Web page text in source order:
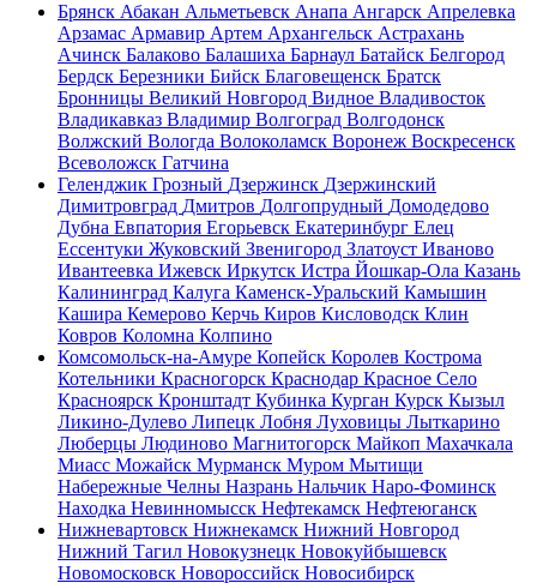
Брянск Абакан Альметьевск Анапа Ангарск Апрелевка
Арзамас Армавир Артем Архангельск Астрахань
Ачинск Балаково Балашиха Барнаул Батайск Белгород
Бердск Березники Бийск Благовещенск Братск
Бронницы Великий Новгород Видное Владивосток
Владикавказ Владимир Волгоград Волгодонск
Волжский Вологда Волоколамск Воронеж Воскресенск
Всеволожск Гатчина
Геленджик Грозный Дзержинск Дзержинский
Димитровград Дмитров Долгопрудный Домодедово
Дубна Евпатория Егорьевск Екатеринбург Елец
Ессентуки Жуковский Звенигород Златоуст Иваново
Ивантеевка Ижевск Иркутск Истра Йошкар-Ола Казань
Калининград Калуга Каменск-Уральский Камышин
Кашира Кемерово Керчь Киров Кисловодск Клин
Ковров Коломна Колпино
Комсомольск-на-Амуре Копейск Королев Кострома
Котельники Красногорск Краснодар Красное Село
Красноярск Кронштадт Кубинка Курган Курск Кызыл
Ликино-Дулево Липецк Лобня Луховицы Лыткарино
Люберцы Людиново Магнитогорск Майкоп Махачкала
Миасс Можайск Мурманск Муром Мытищи
Набережные Челны Назрань Нальчик Наро-Фоминск
Находка Невинномысск Нефтекамск Нефтеюганск
Нижневартовск Нижнекамск Нижний Новгород
Нижний Тагил Новокузнецк Новокуйбышевск
Новомосковск Новороссийск Новосибирск